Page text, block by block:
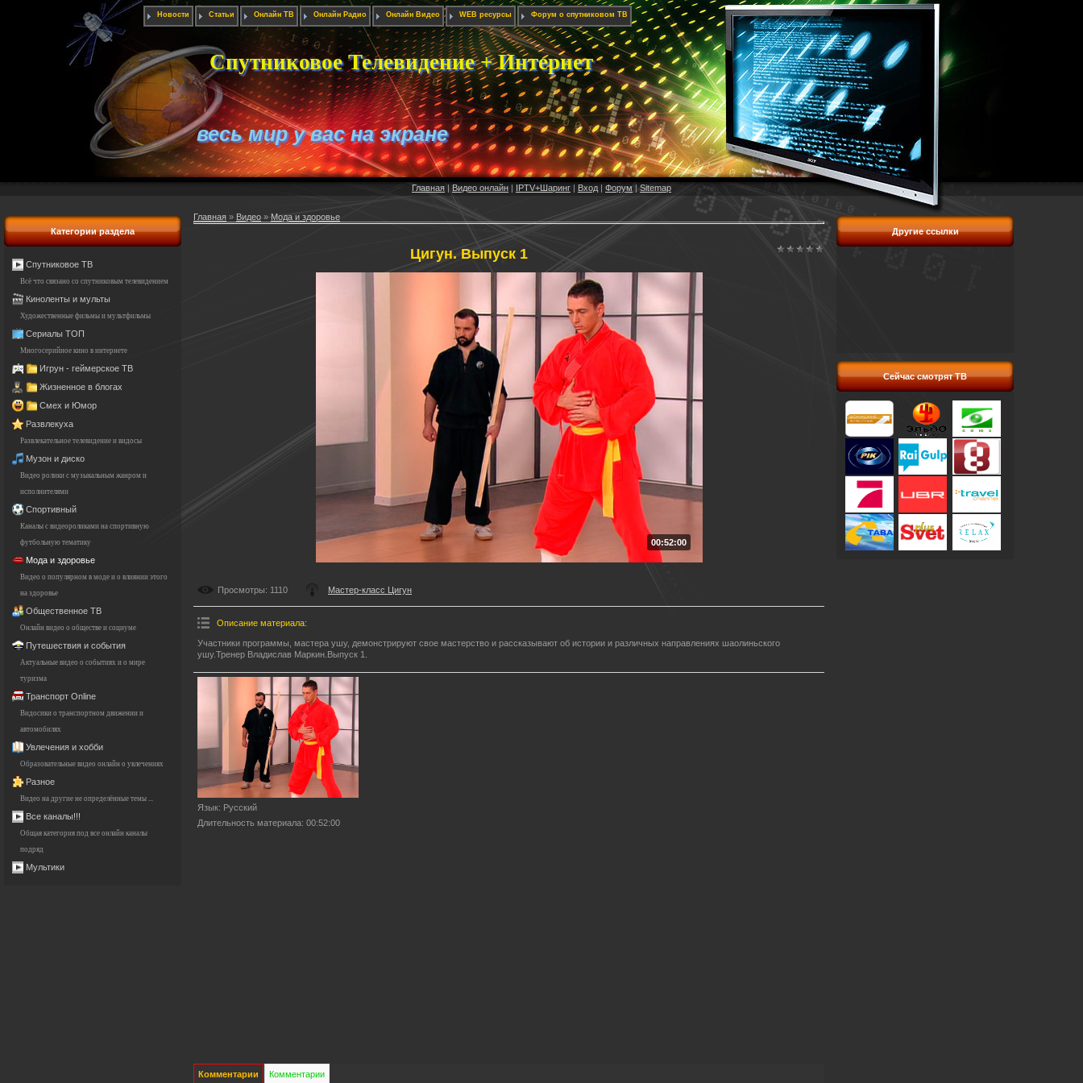
Новости Статьи Онлайн ТВ Онлайн Радио Онлайн Видео WEB ресурсы Форум о спутниковом ТВ
Спутниковое Телевидение + Интернет
весь мир у вас на экране
Главная | Видео онлайн | IPTV+Шаринг | Вход | Форум |Sitemap
Категории раздела
Спутниковое ТВ
Всё что связано со спутниковым телевидением
Киноленты и мульты
Художественные фильмы и мультфильмы
Сериалы ТОП
Многосерийное кино в интернете
Игрун - геймерское ТВ
Жизненное в блогах
Смех и Юмор
Развлекуха
Развлекательное телевидение и видосы
Музон и диско
Видео ролики с музыкальным жанром и
исполнителями
Спортивный
Каналы с видеороликами на спортивную
футбольную тематику
Мода и здоровье
Видео о популярном в моде и о влиянии этого
на здоровье
Общественное ТВ
Онлайн видео о обществе и социуме
Путешествия и события
Актуальные видео о событиях и о мире
туризма
Транспорт Online
Видосики о транспортном движении и
автомобилях
Увлечения и хобби
Образовательные видео онлайн о увлечениях
Разное
Видео на другие не определённые темы ...
Все каналы!!!
Общая категория под все онлайн каналы
подряд
Мультики
Главная » Видео » Мода и здоровье
Цигун. Выпуск 1
00:52:00
Просмотры: 1110 Мастер-класс Цигун
Описание материала:
Участники программы, мастера ушу, демонстрируют свое мастерство и рассказывают об истории и различных направлениях шаолиньского
ушу.Тренер Владислав Маркин.Выпуск 1.
Язык: Русский
Длительность материала: 00:52:00
Комментарии Комментарии
Другие ссылки
Сейчас смотрят ТВ